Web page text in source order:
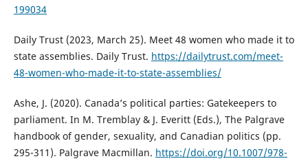
199034
Daily Trust (2023, March 25). Meet 48 women who made it to
state assemblies. Daily Trust. https://dailytrust.com/meet-
48-women-who-made-it-to-state-assemblies/
Ashe, J. (2020). Canada’s political parties: Gatekeepers to
parliament. In M. Tremblay & J. Everitt (Eds.), The Palgrave
handbook of gender, sexuality, and Canadian politics (pp.
295-311). Palgrave Macmillan. https://doi.org/10.1007/978-